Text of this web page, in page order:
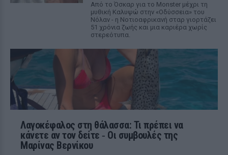
Από το Όσκαρ για το Monster μέχρι τη
μυθική Καλυψώ στην «Οδύσσεια» του
Νόλαν - η Νοτιοαφρικανή σταρ γιορτάζει
51 χρόνια ζωής και μια καριέρα χωρίς
στερεότυπα.
Λαγοκέφαλος στη θάλασσα: Τι πρέπει να
κάνετε αν τον δείτε ‑ Οι συμβουλές της
Μαρίνας Βερνίκου